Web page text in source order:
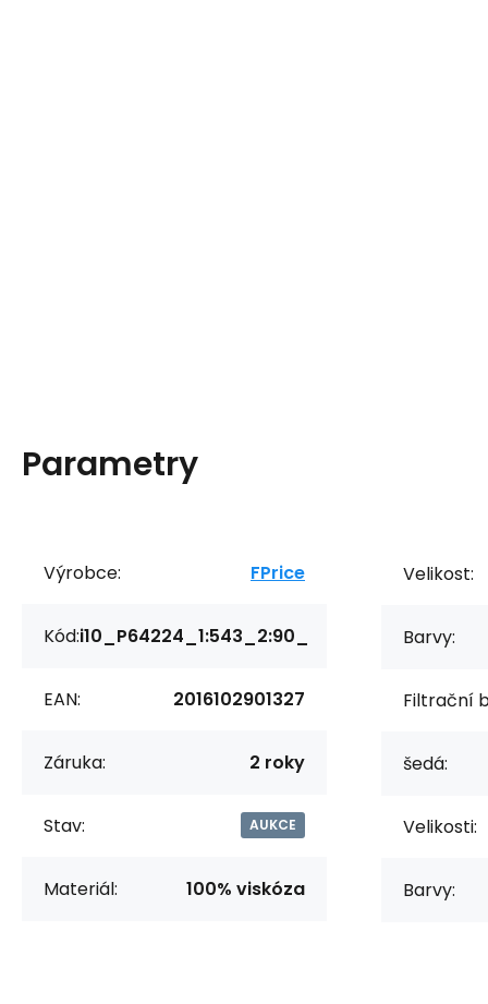
Parametry
Výrobce: FPrice
Kód:i10_P64224_1:543_2:90_
EAN: 2016102901327
Záruka: 2 roky
Stav: AUKCE
Materiál: 100% viskóza
Velikost:
Barvy:
Filtrační
šedá:
Velikosti:
Barvy: